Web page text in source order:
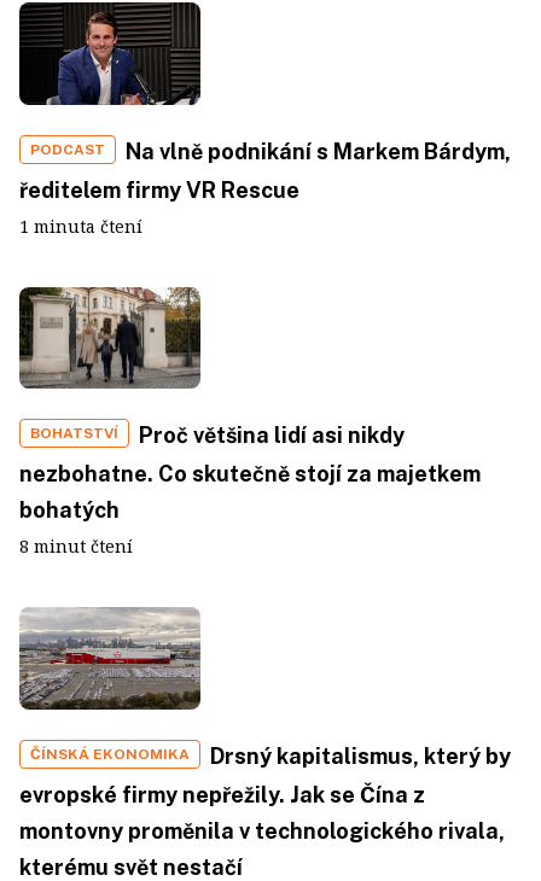
PODCAST
Na vlně podnikání s Markem Bárdym,
ředitelem firmy VR Rescue
1 minuta čtení
BOHATSTVÍ
Proč většina lidí asi nikdy
nezbohatne. Co skutečně stojí za majetkem
bohatých
8 minut čtení
ČÍNSKÁ EKONOMIKA
Drsný kapitalismus, který by
evropské firmy nepřežily. Jak se Čína z
montovny proměnila v technologického rivala,
kterému svět nestačí